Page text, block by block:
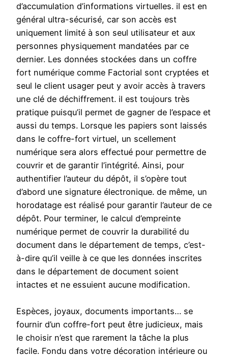
d’accumulation d’informations virtuelles. il est en
général ultra-sécurisé, car son accès est
uniquement limité à son seul utilisateur et aux
personnes physiquement mandatées par ce
dernier. Les données stockées dans un coffre
fort numérique comme Factorial sont cryptées et
seul le client usager peut y avoir accès à travers
une clé de déchiffrement. il est toujours très
pratique puisqu’il permet de gagner de l’espace et
aussi du temps. Lorsque les papiers sont laissés
dans le coffre-fort virtuel, un scellement
numérique sera alors effectué pour permettre de
couvrir et de garantir l’intégrité. Ainsi, pour
authentifier l’auteur du dépôt, il s’opère tout
d’abord une signature électronique. de même, un
horodatage est réalisé pour garantir l’auteur de ce
dépôt. Pour terminer, le calcul d’empreinte
numérique permet de couvrir la durabilité du
document dans le département de temps, c’est-
à-dire qu’il veille à ce que les données inscrites
dans le département de document soient
intactes et ne essuient aucune modification.
Espèces, joyaux, documents importants… se
fournir d’un coffre-fort peut être judicieux, mais
le choisir n’est que rarement la tâche la plus
facile. Fondu dans votre décoration intérieure ou